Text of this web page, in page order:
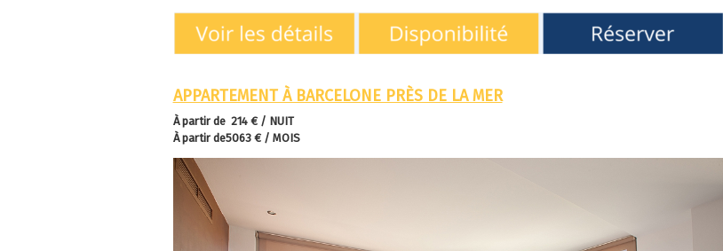
APPARTEMENT À BARCELONE PRÈS DE LA MER
À partir de 214 € / NUIT
À partir de5063 € / MOIS